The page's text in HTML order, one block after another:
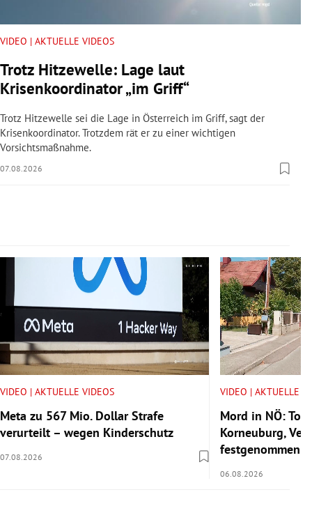
Untermenü
Untermenü
Untermenü
Untermenü
Untermenü
Untermenü
VIDEO | AKTUELLE VIDEOS
Trotz Hitzewelle: Lage laut
Krisenkoordinator „im Griff“
Trotz Hitzewelle sei die Lage in Österreich im Griff, sagt der
Krisenkoordinator. Trotzdem rät er zu einer wichtigen
Vorsichtsmaßnahme.
07.08.2026
VIDEO | AKTUELLE VIDEOS
Meta zu 567 Mio. Dollar Strafe
verurteilt – wegen Kinderschutz
07.08.2026
VIDEO | AKTUELLE
Mord in NÖ:
Korneuburg,
festgenommen
06.08.2026